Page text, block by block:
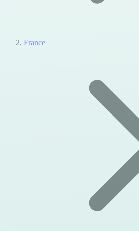
France